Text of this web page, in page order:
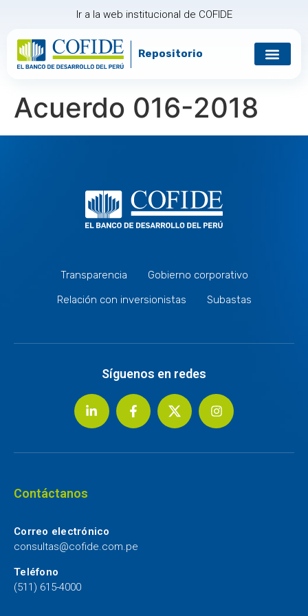
Ir a la web institucional de COFIDE
Repositorio
Acuerdo 016-2018
Transparencia
Gobierno corporativo
Relación con inversionistas
Subastas
Síguenos en redes
Contáctanos
Correo electrónico
consultas@cofide.com.pe
Teléfono
(511) 615-4000